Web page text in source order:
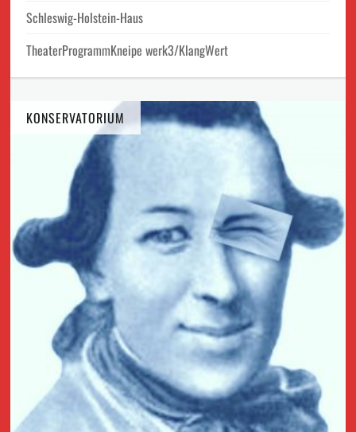
Schleswig-Holstein-Haus
TheaterProgrammKneipe werk3/KlangWert
KONSERVATORIUM